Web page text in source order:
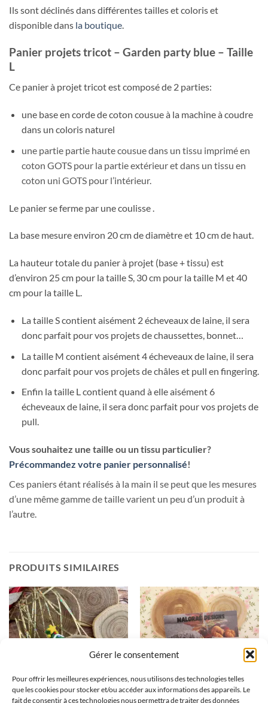
Gérer le consentement
Pour offrir les meilleures expériences, nous utilisons des technologies telles
que les cookies pour stocker et/ou accéder aux informations des appareils. Le
fait de consentir à ces technologies nous permettra de traiter des données
Ils sont déclinés dans différentes tailles et coloris et
disponible dans la boutique.
Panier projets tricot – Garden party blue – Taille
L
Ce panier à projet tricot est composé de 2 parties:
une base en corde de coton cousue à la machine à coudre
dans un coloris naturel
une partie partie haute cousue dans un tissu imprimé en
coton GOTS pour la partie extérieur et dans un tissu en
coton uni GOTS pour l’intérieur.
Le panier se ferme par une coulisse .
La base mesure environ 20 cm de diamètre et 10 cm de haut.
La hauteur totale du panier à projet (base + tissu) est
d’environ 25 cm pour la taille S, 30 cm pour la taille M et 40
cm pour la taille L.
La taille S contient aisément 2 écheveaux de laine, il sera
donc parfait pour vos projets de chaussettes, bonnet…
La taille M contient aisément 4 écheveaux de laine, il sera
donc parfait pour vos projets de châles et pull en fingering.
Enfin la taille L contient quand à elle aisément 6
écheveaux de laine, il sera donc parfait pour vos projets de
pull.
Vous souhaitez une taille ou un tissu particulier?
Précommandez votre panier personnalisé!
Ces paniers étant réalisés à la main il se peut que les mesures
d’une même gamme de taille varient un peu d’un produit à
l’autre.
PRODUITS SIMILAIRES